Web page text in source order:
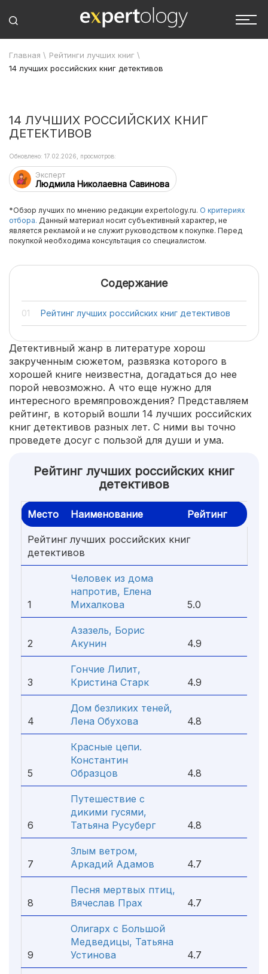
Главная \ Рейтинги лучших книг \
14 лучших российских книг детективов
14 ЛУЧШИХ РОССИЙСКИХ КНИГ
ДЕТЕКТИВОВ
Эксперт
Людмила Николаевна Савинова
Обновлено: 17.02.2026, просмотров:
*Обзор лучших по мнению редакции expertology.ru. О критериях
отбора. Данный материал носит субъективный характер, не
является рекламой и не служит руководством к покупке. Перед
покупкой необходима консультация со специалистом.
Содержание
Рейтинг лучших российских книг детективов
Детективный жанр в литературе хорош
закрученным сюжетом, развязка которого в
хорошей книге неизвестна, догадаться до нее
порой невозможно. А что еще нужно для
интересного времяпровождения? Представляем
рейтинг, в который вошли 14 лучших российских
книг детективов разных лет. С ними вы точно
проведете досуг с пользой для души и ума.
Рейтинг лучших российских книг
детективов
Место Наименование Рейтинг
Рейтинг лучших российских книг
детективов
1
Человек из дома
напротив, Елена
Михалкова
5.0
2
Азазель, Борис
Акунин
4.9
3
Гончие Лилит,
Кристина Старк
4.9
4
Дом безликих теней,
Лена Обухова
4.8
5
Красные цепи.
Константин
Образцов
4.8
6
Путешествие с
дикими гусями,
Татьяна Русуберг
4.8
7
Злым ветром,
Аркадий Адамов
4.7
8
Песня мертвых птиц,
Вячеслав Прах
4.7
9
Олигарх с Большой
Медведицы, Татьяна
Устинова
4.7